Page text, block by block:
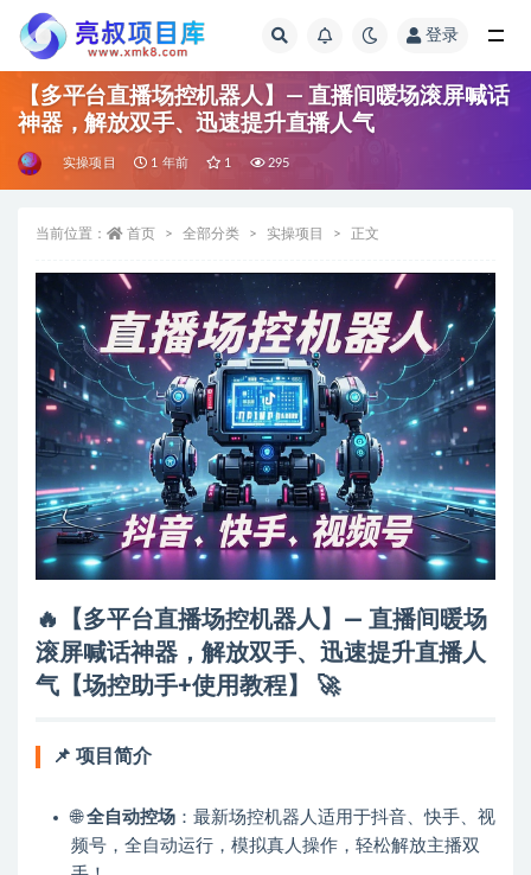
登录
【多平台直播场控机器人】— 直播间暖场滚屏喊话
神器，解放双手、迅速提升直播人气
实操项目 1 年前 1 295
当前位置： 首页 全部分类 实操项目 正文
🔥【多平台直播场控机器人】— 直播间暖场
滚屏喊话神器，解放双手、迅速提升直播人
气【场控助手+使用教程】
🚀
📌 项目简介
🌐全自动控场 ：最新场控机器人适用于抖音、快手、视
频号，全自动运行，模拟真人操作，轻松解放主播双